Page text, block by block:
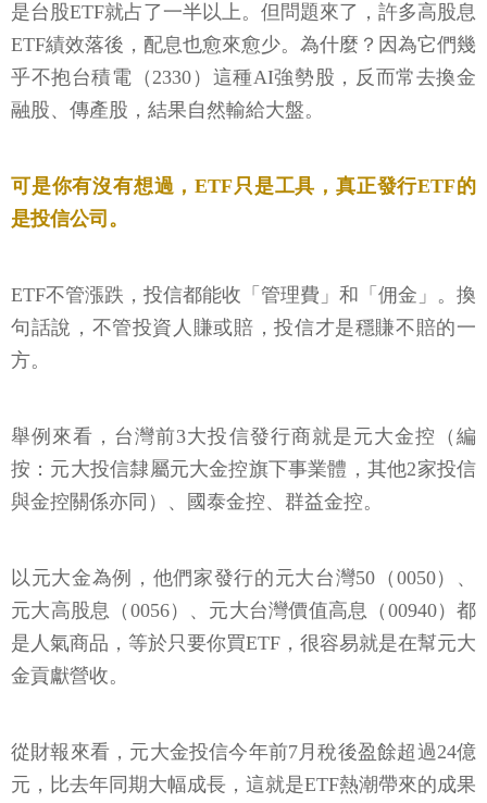
是台股ETF就占了一半以上。但問題來了，許多高股息
ETF績效落後，配息也愈來愈少。為什麼？因為它們幾
乎不抱台積電（2330）這種AI強勢股，反而常去換金
融股、傳產股，結果自然輸給大盤。
可是你有沒有想過，ETF只是工具，真正發行ETF的
是投信公司。
ETF不管漲跌，投信都能收「管理費」和「佣金」。換
句話說，不管投資人賺或賠，投信才是穩賺不賠的一
方。
舉例來看，台灣前3大投信發行商就是元大金控（編
按：元大投信隸屬元大金控旗下事業體，其他2家投信
與金控關係亦同）、國泰金控、群益金控。
以元大金為例，他們家發行的元大台灣50（0050）、
元大高股息（0056）、元大台灣價值高息（00940）都
是人氣商品，等於只要你買ETF，很容易就是在幫元大
金貢獻營收。
從財報來看，元大金投信今年前7月稅後盈餘超過24億
元，比去年同期大幅成長，這就是ETF熱潮帶來的成果